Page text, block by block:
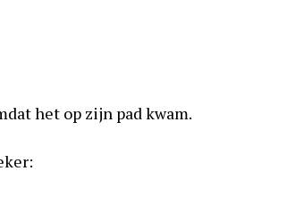
het op zijn pad kwam.